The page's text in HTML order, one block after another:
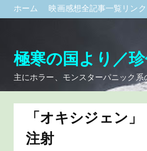
ホーム 映画感想全記事一覧リン
極寒の国より／
主にホラー、モンスターパニック
「オキシジェン
注射